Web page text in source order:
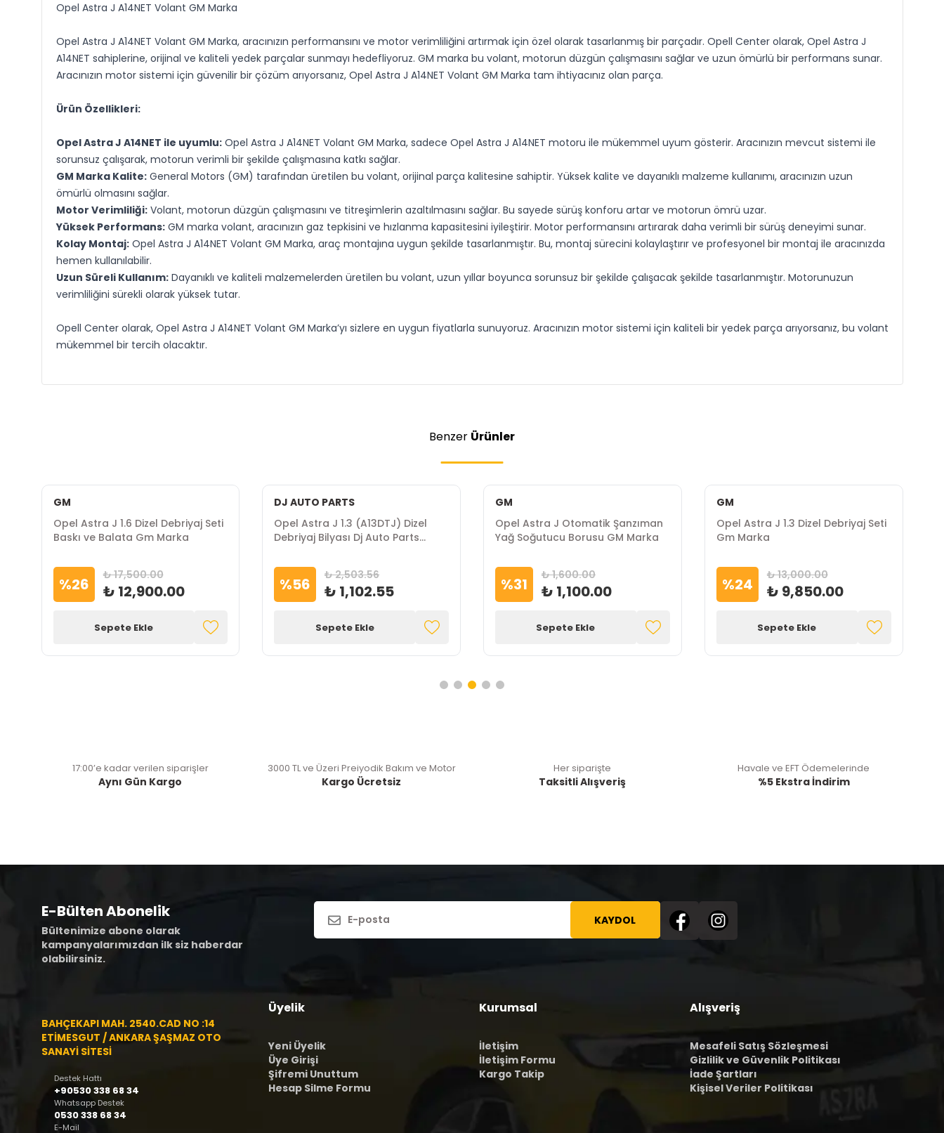
Opel Astra J A14NET Volant GM Marka
Opel Astra J A14NET Volant GM Marka, aracınızın performansını ve motor verimliliğini artırmak için özel olarak tasarlanmış bir parçadır. Opell Center olarak, Opel Astra J
A14NET sahiplerine, orijinal ve kaliteli yedek parçalar sunmayı hedefliyoruz. GM marka bu volant, motorun düzgün çalışmasını sağlar ve uzun ömürlü bir performans sunar.
Aracınızın motor sistemi için güvenilir bir çözüm arıyorsanız, Opel Astra J A14NET Volant GM Marka tam ihtiyacınız olan parça.
Ürün Özellikleri:
Opel Astra J A14NET ile uyumlu:Opel Astra J A14NET Volant GM Marka, sadece Opel Astra J A14NET motoru ile mükemmel uyum gösterir. Aracınızın mevcut sistemi ile
sorunsuz çalışarak, motorun verimli bir şekilde çalışmasına katkı sağlar.
GM Marka Kalite:General Motors (GM) tarafından üretilen bu volant, orijinal parça kalitesine sahiptir. Yüksek kalite ve dayanıklı malzeme kullanımı, aracınızın uzun
ömürlü olmasını sağlar.
Motor Verimliliği:Volant, motorun düzgün çalışmasını ve titreşimlerin azaltılmasını sağlar. Bu sayede sürüş konforu artar ve motorun ömrü uzar.
Yüksek Performans:GM marka volant, aracınızın gaz tepkisini ve hızlanma kapasitesini iyileştirir. Motor performansını artırarak daha verimli bir sürüş deneyimi sunar.
Kolay Montaj:Opel Astra J A14NET Volant GM Marka, araç montajına uygun şekilde tasarlanmıştır. Bu, montaj sürecini kolaylaştırır ve profesyonel bir montaj ile aracınızda
hemen kullanılabilir.
Uzun Süreli Kullanım:Dayanıklı ve kaliteli malzemelerden üretilen bu volant, uzun yıllar boyunca sorunsuz bir şekilde çalışacak şekilde tasarlanmıştır. Motorunuzun
verimliliğini sürekli olarak yüksek tutar.
Opell Center olarak, Opel Astra J A14NET Volant GM Marka’yı sizlere en uygun fiyatlarla sunuyoruz. Aracınızın motor sistemi için kaliteli bir yedek parça arıyorsanız, bu volant
mükemmel bir tercih olacaktır.
Benzer Ürünler
GM
Opel Astra J 1.6 Dizel Debriyaj Seti
Baskı ve Balata Gm Marka
%26 ₺ 17,500.00
₺ 12,900.00
Sepete Ekle
DJ AUTO PARTS
Opel Astra J 1.3 (A13DTJ) Dizel
Debriyaj Bilyası Dj Auto Parts
%56 ₺ 2,503.56
₺ 1,102.55
Sepete Ekle
GM
Opel Astra J Otomatik Şanzıman
Yağ Soğutucu Borusu GM Marka
%31 ₺ 1,600.00
₺ 1,100.00
Sepete Ekle
GM
Opel Astra J 1.3 Dizel Debriyaj Seti
Gm Marka
%24 ₺ 13,000.00
₺ 9,850.00
Sepete Ekle
17:00’e kadar verilen siparişler
Aynı Gün Kargo
3000 TL ve Üzeri Preiyodik Bakım ve Motor
Kargo Ücretsiz
Her siparişte
Taksitli Alışveriş
Havale ve EFT Ödemelerinde
%5 Ekstra İndirim
E-Bülten Abonelik
Bültenimize abone olarak
kampanyalarımızdan ilk siz haberdar
olabilirsiniz.
KAYDOL
BAHÇEKAPI MAH. 2540.CAD NO :14
ETİMESGUT / ANKARA ŞAŞMAZ OTO
SANAYİ SİTESİ
Destek Hattı
+90530 338 68 34
Whatsapp Destek
0530 338 68 34
E-Mail
Üyelik
Yeni Üyelik
Üye Girişi
Şifremi Unuttum
Hesap Silme Formu
Kurumsal
İletişim
İletişim Formu
Kargo Takip
Alışveriş
Mesafeli Satış Sözleşmesi
Gizlilik ve Güvenlik Politikası
İade Şartları
Kişisel Veriler Politikası